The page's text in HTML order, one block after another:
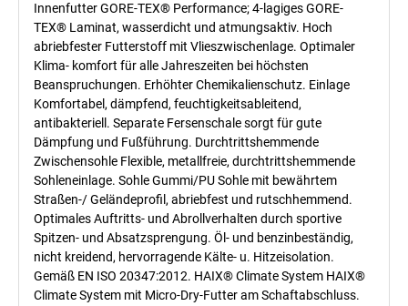
Innenfutter GORE-TEX® Performance; 4-lagiges GORE-
TEX® Laminat, wasserdicht und atmungsaktiv. Hoch
abriebfester Futterstoff mit Vlieszwischenlage. Optimaler
Klima- komfort für alle Jahreszeiten bei höchsten
Beanspruchungen. Erhöhter Chemikalienschutz. Einlage
Komfortabel, dämpfend, feuchtigkeitsableitend,
antibakteriell. Separate Fersenschale sorgt für gute
Dämpfung und Fußführung. Durchtrittshemmende
Zwischensohle Flexible, metallfreie, durchtrittshemmende
Sohleneinlage. Sohle Gummi/PU Sohle mit bewährtem
Straßen-/ Geländeprofil, abriebfest und rutschhemmend.
Optimales Auftritts- und Abrollverhalten durch sportive
Spitzen- und Absatzsprengung. Öl- und benzinbeständig,
nicht kreidend, hervorragende Kälte- u. Hitzeisolation.
Gemäß EN ISO 20347:2012. HAIX® Climate System HAIX®
Climate System mit Micro-Dry-Futter am Schaftabschluss.